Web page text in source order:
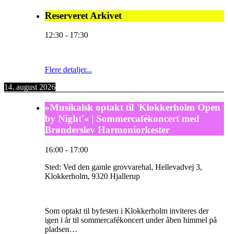
Reserveret Arkivet
12:30 - 17:30
Flere detaljer...
14. august 2026
»Musikalsk optakt til 'Klokkerholm Open
by Night'« | Sommercafékoncert med
Brønderslev Harmoniorkester
16:00 - 17:00
Sted: Ved den gamle grovvarehal, Hellevadvej 3,
Klokkerholm, 9320 Hjallerup
Som optakt til byfesten i Klokkerholm inviteres der
igen i år til sommercafékoncert under åben himmel på
pladsen…